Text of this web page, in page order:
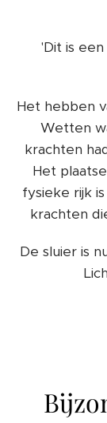
'Dit is
Het hebben
Wetten
krachten
Het
fysieke rijk
krachten
De sluier is